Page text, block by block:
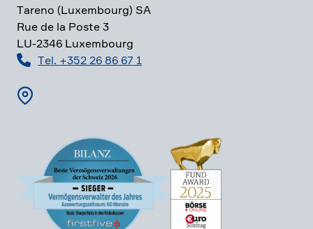
Tareno (Luxem­bourg) SA
Rue de la Poste 3
LU-2346 Luxem­bourg
Tel. +352 26 86 67 1